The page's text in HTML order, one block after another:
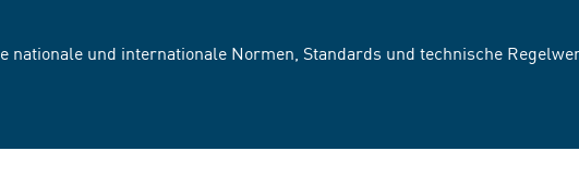
nationale und internationale Normen, Standards und technische